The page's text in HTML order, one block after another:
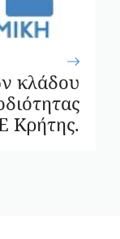
κλάδου
Κρήτης.